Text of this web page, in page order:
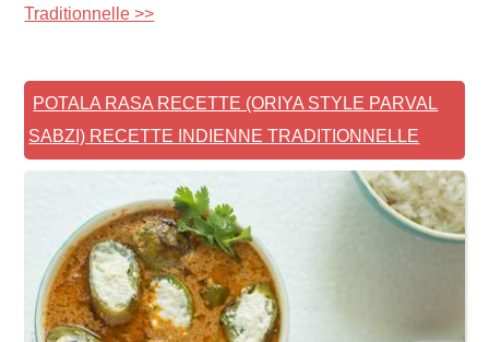
Traditionnelle >>
POTALA RASA RECETTE (ORIYA STYLE PARVAL
SABZI) RECETTE INDIENNE TRADITIONNELLE